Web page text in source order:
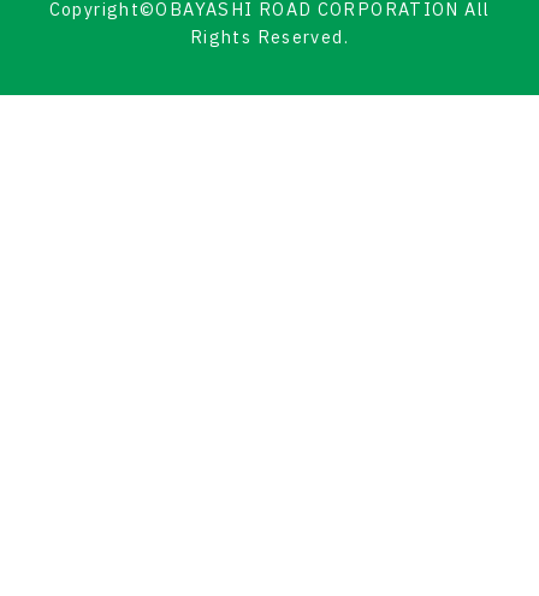
Copyright©OBAYASHI ROAD CORPORATION All
Rights Reserved.